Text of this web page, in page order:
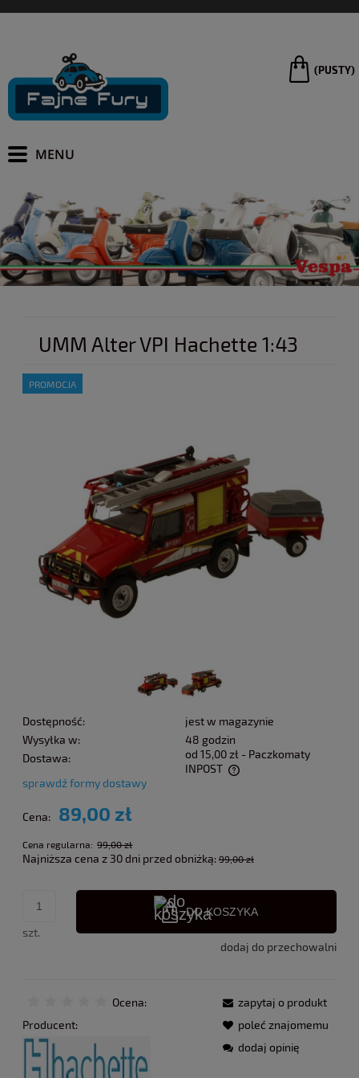
(PUSTY)
UMM Alter VPI Hachette 1:43
PROMOCJA
Dostępność:
jest w magazynie
Wysyłka w:
48 godzin
Dostawa:
od 15,00 zł - Paczkomaty
INPOST
Cena nie zawiera ewentualnych kosztów płatności
sprawdź formy dostawy
Cena: 89,00 zł
Cena regularna: 99,00 zł
Najniższa cena z 30 dni przed obniżką: 99,00 zł
szt.
DO KOSZYKA
dodaj do przechowalni
Ocena:
Producent:
zapytaj o produkt
poleć znajomemu
dodaj opinię